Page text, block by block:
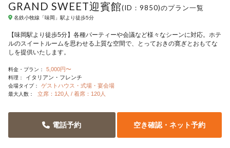
GRAND SWEET迎賓館(ID：9850)のプラン一覧
名鉄小牧線「味岡」駅より徒歩5分
【味岡駅より徒歩5分】各種パーティーや会議など様々なシーンに対応。ホテ
ルのスイートルームを思わせる上質な空間で、とっておきの寛ぎとおもてな
しを提供いたします。
料金・プラン： 5,000円〜
料理： イタリアン・フレンチ
会場タイプ： ゲストハウス・式場・宴会場
最大人数： 立席：120人 / 着席：120人
空き確認・ネット予約
電話予約